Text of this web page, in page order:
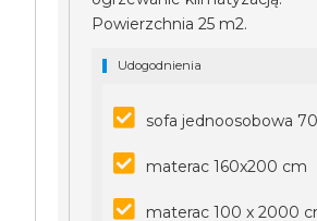
Powierzchnia 25 m2.
Udogodnienia
sofa jednoosobowa
materac 160x200 cm
materac 100 x 2000